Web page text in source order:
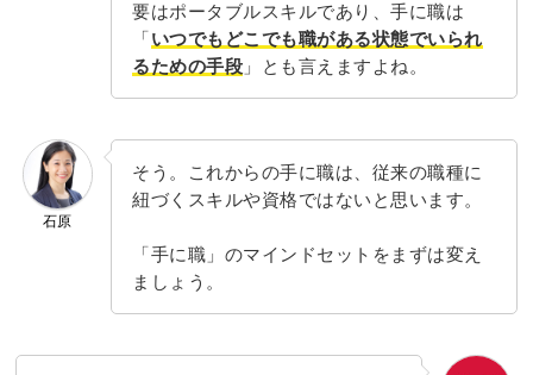
要はポータブルスキルであり、手に職は
「いつでもどこでも職がある状態でいられ
るための手段 」とも言えますよね。
石原
そう。これからの手に職は、従来の職種に
紐づくスキルや資格ではないと思います。
「手に職」のマインドセットをまずは変え
ましょう。